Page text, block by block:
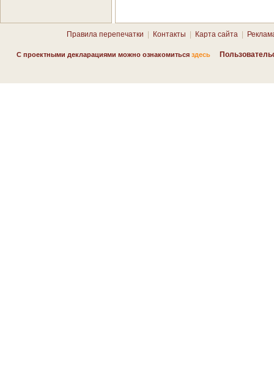
Правила перепечатки Контакты Карта сайта
С проектными декларациями можно ознакомиться здесь